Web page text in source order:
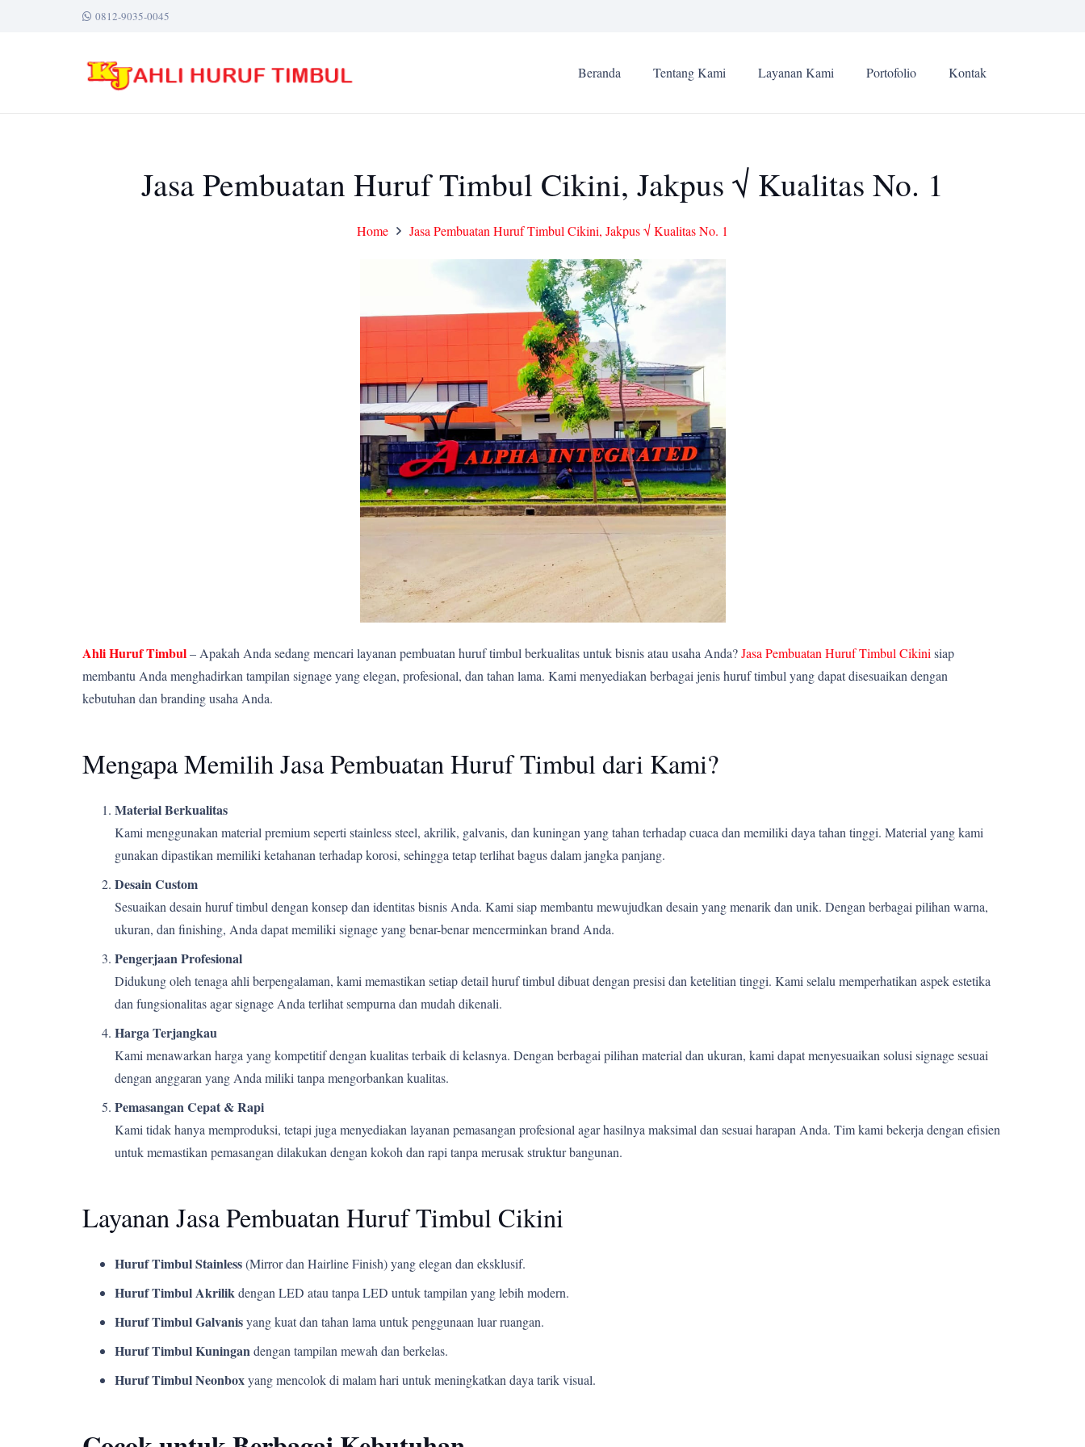
0812-9035-0045
Beranda Tentang Kami Layanan Kami Portofolio Kontak
Jasa Pembuatan Huruf Timbul Cikini, Jakpus √ Kualitas No. 1
Home Jasa Pembuatan Huruf Timbul Cikini, Jakpus √ Kualitas No. 1
Ahli Huruf Timbul– Apakah Anda sedang mencari layanan pembuatan huruf timbul berkualitas untuk bisnis atau usaha Anda?Jasa Pembuatan Huruf Timbul Cikini siap
membantu Anda menghadirkan tampilan signage yang elegan, profesional, dan tahan lama. Kami menyediakan berbagai jenis huruf timbul yang dapat disesuaikan dengan
kebutuhan dan branding usaha Anda.
Mengapa Memilih Jasa Pembuatan Huruf Timbul dari Kami?
Material Berkualitas
Kami menggunakan material premium seperti stainless steel, akrilik, galvanis, dan kuningan yang tahan terhadap cuaca dan memiliki daya tahan tinggi. Material yang kami
gunakan dipastikan memiliki ketahanan terhadap korosi, sehingga tetap terlihat bagus dalam jangka panjang.
Desain Custom
Sesuaikan desain huruf timbul dengan konsep dan identitas bisnis Anda. Kami siap membantu mewujudkan desain yang menarik dan unik. Dengan berbagai pilihan warna,
ukuran, dan finishing, Anda dapat memiliki signage yang benar-benar mencerminkan brand Anda.
Pengerjaan Profesional
Didukung oleh tenaga ahli berpengalaman, kami memastikan setiap detail huruf timbul dibuat dengan presisi dan ketelitian tinggi. Kami selalu memperhatikan aspek estetika
dan fungsionalitas agar signage Anda terlihat sempurna dan mudah dikenali.
Harga Terjangkau
Kami menawarkan harga yang kompetitif dengan kualitas terbaik di kelasnya. Dengan berbagai pilihan material dan ukuran, kami dapat menyesuaikan solusi signage sesuai
dengan anggaran yang Anda miliki tanpa mengorbankan kualitas.
Pemasangan Cepat & Rapi
Kami tidak hanya memproduksi, tetapi juga menyediakan layanan pemasangan profesional agar hasilnya maksimal dan sesuai harapan Anda. Tim kami bekerja dengan efisien
untuk memastikan pemasangan dilakukan dengan kokoh dan rapi tanpa merusak struktur bangunan.
Layanan Jasa Pembuatan Huruf Timbul Cikini
Huruf Timbul Stainless(Mirror dan Hairline Finish) yang elegan dan eksklusif.
Huruf Timbul Akrilikdengan LED atau tanpa LED untuk tampilan yang lebih modern.
Huruf Timbul Galvanisyang kuat dan tahan lama untuk penggunaan luar ruangan.
Huruf Timbul Kuningandengan tampilan mewah dan berkelas.
Huruf Timbul Neonboxyang mencolok di malam hari untuk meningkatkan daya tarik visual.